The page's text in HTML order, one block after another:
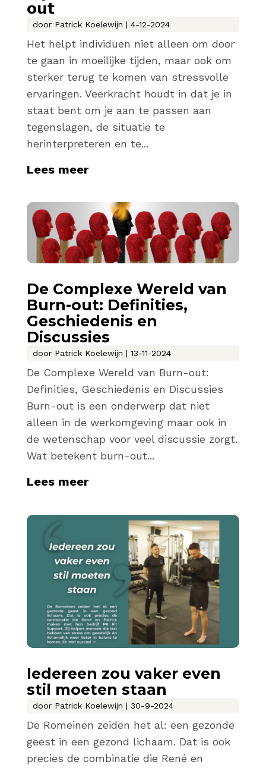
𝗼𝘂𝘁
door Patrick Koelewijn | 4-12-2024
Het helpt individuen niet alleen om door
te gaan in moeilijke tijden, maar ook om
sterker terug te komen van stressvolle
ervaringen. Veerkracht houdt in dat je in
staat bent om je aan te passen aan
tegenslagen, de situatie te
herinterpreteren en te...
Lees meer
De Complexe Wereld van
Burn-out: Definities,
Geschiedenis en
Discussies
door Patrick Koelewijn | 13-11-2024
De Complexe Wereld van Burn-out:
Definities, Geschiedenis en Discussies
Burn-out is een onderwerp dat niet
alleen in de werkomgeving maar ook in
de wetenschap voor veel discussie zorgt.
Wat betekent burn-out...
Lees meer
Iedereen zou vaker even
stil moeten staan
door Patrick Koelewijn | 30-9-2024
De Romeinen zeiden het al: een gezonde
geest in een gezond lichaam. Dat is ook
precies de combinatie die René en